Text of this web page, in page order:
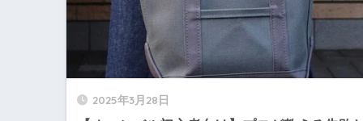
2025年3月28日